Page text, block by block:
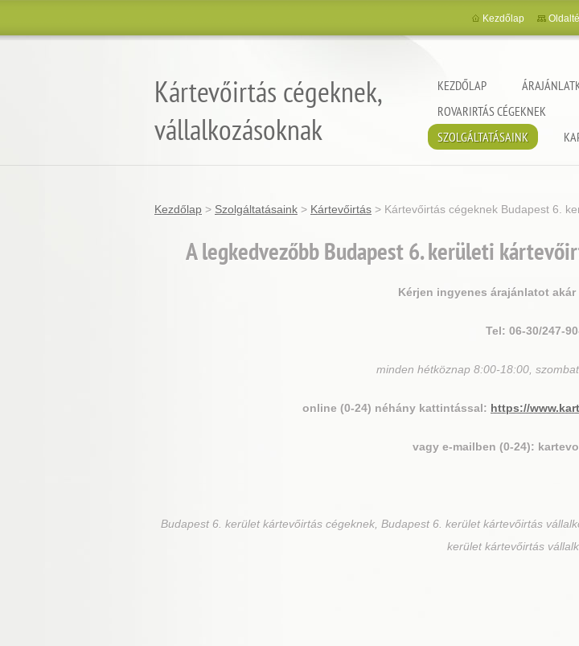
Kártevőirtás cégeknek,
vállalkozásoknak
KEZDŐLAP
ROVARIRTÁS CÉGEKNEK
SZOLGÁLTATÁSAINK
Kezdőlap
Kezdőlap > Szolgáltatásaink > Kártevőirtás > Kártevőirtás cégeknek Budapest 6.
A legkedvezőbb Budapest 6. kerületi
Kérjen ingyenes árajánlatot
Tel: 06-30/247-
minden hétköznap 8:00-18:00,
online (0-24) néhány kattintással: https://
vagy e-mailben (0-24):
Budapest 6. kerületkártevőirtás cégeknek, Budapest 6. kerület kártevőirtás
kerület kártevőirtás